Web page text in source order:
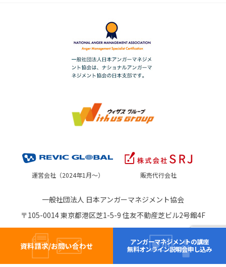
運営会社（2024年1月～） 販売代行会社
一般社団法人 日本アンガーマネジメント協会
〒105-0014 東京都港区芝1-5-9 住友不動産芝ビル2号館4F
資料請求/お問い合わせ
アンガーマネジメントの講座
無料オンライン説明会申し込み